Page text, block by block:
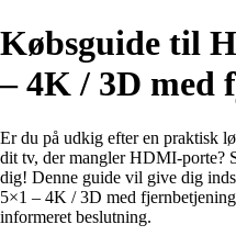
Købsguide til
– 4K / 3D med
Er du på udkig efter en praktisk
dit tv, der mangler HDMI-porte?
dig! Denne guide vil give dig
5×1 – 4K / 3D med
informeret beslutning.